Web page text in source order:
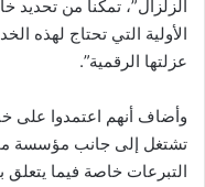
الزلزال”، تمكنا من
الأولية التي تحتاج لهذه
عزلتها الرقمية”.
وأضاف أنهم اعتمدوا على
تشتغل إلى جانب مؤسسة
التبرعات خاصة فيما يتعلق